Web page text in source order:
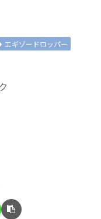
エギゾードロッパー